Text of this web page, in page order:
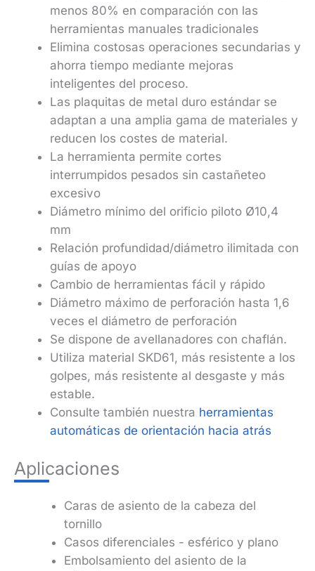
menos 80% en comparación con las
herramientas manuales tradicionales
Elimina costosas operaciones secundarias y
ahorra tiempo mediante mejoras
inteligentes del proceso.
Las plaquitas de metal duro estándar se
adaptan a una amplia gama de materiales y
reducen los costes de material.
La herramienta permite cortes
interrumpidos pesados sin castañeteo
excesivo
Diámetro mínimo del orificio piloto Ø10,4
mm
Relación profundidad/diámetro ilimitada con
guías de apoyo
Cambio de herramientas fácil y rápido
Diámetro máximo de perforación hasta 1,6
veces el diámetro de perforación
Se dispone de avellanadores con chaflán.
Utiliza material SKD61, más resistente a los
golpes, más resistente al desgaste y más
estable.
Consulte también nuestra herramientas
automáticas de orientación hacia atrás
Aplicaciones
Caras de asiento de la cabeza del
tornillo
Casos diferenciales - esférico y plano
Embolsamiento del asiento de la